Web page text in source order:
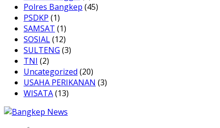
Polres Bangkep (45)
PSDKP (1)
SAMSAT (1)
SOSIAL(12)
SULTENG (3)
TNI (2)
Uncategorized (20)
USAHA PERIKANAN (3)
WISATA(13)